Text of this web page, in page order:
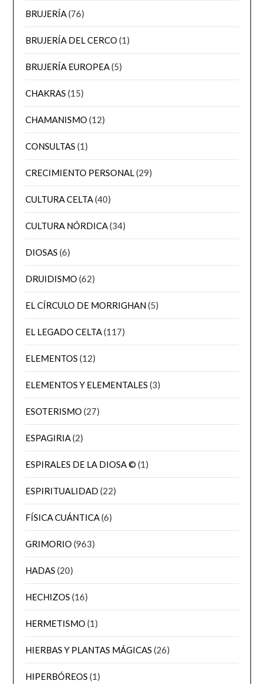
BRUJERÍA(76)
BRUJERÍA DEL CERCO (1)
BRUJERÍA EUROPEA(5)
CHAKRAS (15)
CHAMANISMO (12)
CONSULTAS (1)
CRECIMIENTO PERSONAL(29)
CULTURA CELTA(40)
CULTURA NÓRDICA(34)
DIOSAS (6)
DRUIDISMO (62)
EL CÍRCULO DE MORRIGHAN(5)
EL LEGADO CELTA(117)
ELEMENTOS (12)
ELEMENTOS Y ELEMENTALES (3)
ESOTERISMO (27)
ESPAGIRIA(2)
ESPIRALES DE LA DIOSA © (1)
ESPIRITUALIDAD (22)
FÍSICA CUÁNTICA(6)
GRIMORIO (963)
HADAS (20)
HECHIZOS (16)
HERMETISMO (1)
HIERBAS Y PLANTAS MÁGICAS (26)
HIPERBÓREOS (1)